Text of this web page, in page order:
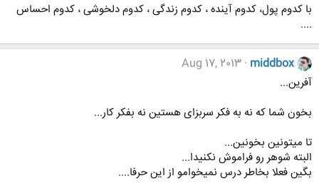
با کدوم پول، کدوم آینده ، کدوم زندگی ، کدوم دلخوشی ، کدوم احساس
....
middbox
Aug 17, 2013
آفرین...
بخون شما که نه به فکر سربزای هستین نه بفکر کار...
تا میتونین بخونین...
البته شوهر رو فراموش نکنیدا...
بگین فعلا بخاطر درس نمیخوامو از این حرفا....